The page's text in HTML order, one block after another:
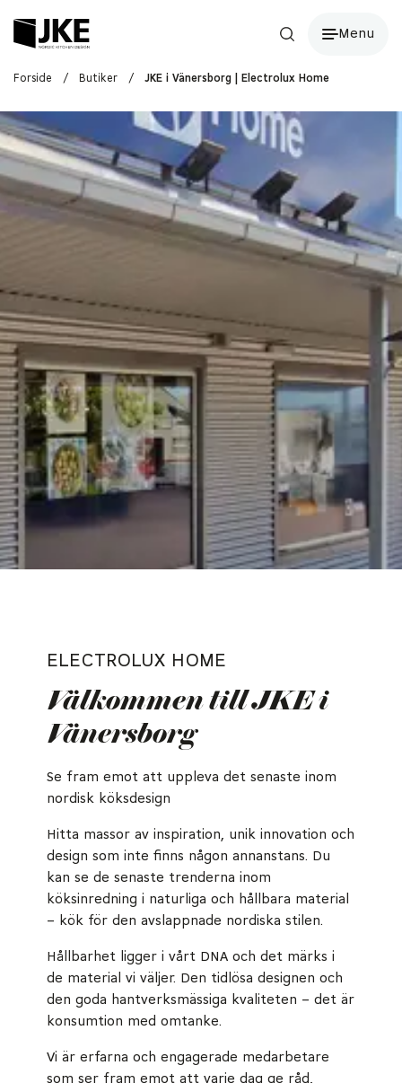
Menu
Forside / Butiker / JKE i Vänersborg | Electrolux Home
ELECTROLUX HOME
Välkommen till JKE i
Vänersborg
Se fram emot att uppleva det senaste inom
nordisk köksdesign
Hitta massor av inspiration, unik innovation och
design som inte finns någon annanstans. Du
kan se de senaste trenderna inom
köksinredning i naturliga och hållbara material
– kök för den avslappnade nordiska stilen.
Hållbarhet ligger i vårt DNA och det märks i
de material vi väljer. Den tidlösa designen och
den goda hantverksmässiga kvaliteten – det är
konsumtion med omtanke.
Vi är erfarna och engagerade medarbetare
som ser fram emot att varje dag ge råd,